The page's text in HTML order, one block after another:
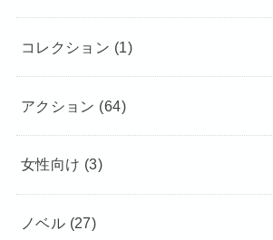
コレクション (1)
アクション (64)
女性向け (3)
ノベル (27)